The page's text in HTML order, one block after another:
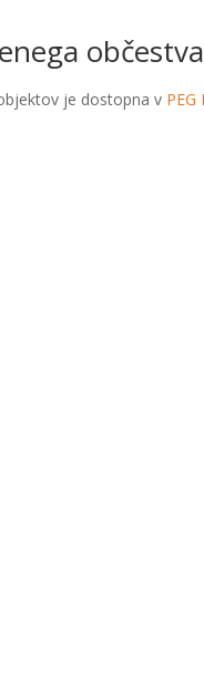
je dostopna v PEG